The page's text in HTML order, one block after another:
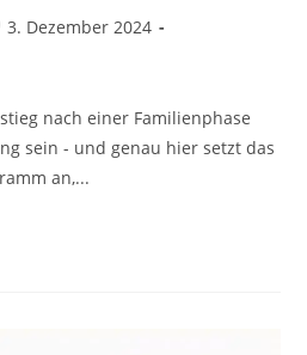
3. Dezember 2024
nach einer Familienphase
sein - und genau hier setzt das
an,...